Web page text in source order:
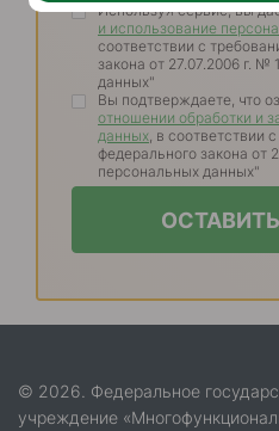
Используя сервис, вы
и использование
соответствии с
закона от 27.07.2006 г.
данных"
Вы подтверждаете, что
отношении обработки и
данных, в соответствии
федерального закона от
персональных данных"
© 2026. Федеральное
учреждение